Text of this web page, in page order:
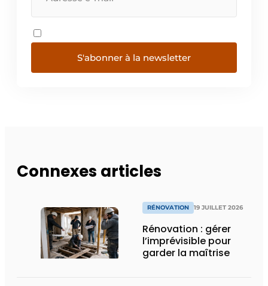
S'abonner à la newsletter
Connexes articles
RÉNOVATION 19 JUILLET 2026
Rénovation : gérer
l’imprévisible pour
garder la maîtrise